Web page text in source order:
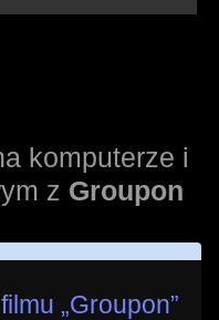
komputerze i
z Groupon
„Groupon”